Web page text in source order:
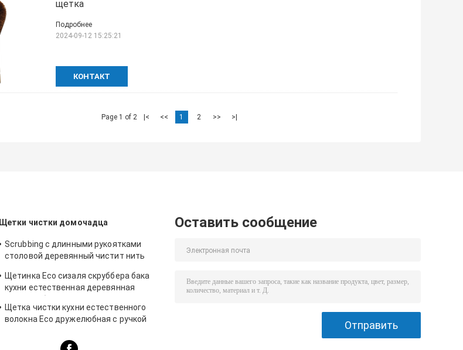
щетка
КОНТАКТ
Подробнее
2024-09-12 15:25:21
Page 1 of 2 |< << 1 2 >> >|
Щетки чистки домочадца
Scrubbing с длинными рукоятками
столовой деревянный чистит нить
Щетинка Eco сизаля скруббера бака
кухни естественная деревянная
Щетка чистки кухни естественного
волокна Eco дружелюбная с ручкой
Оставить сообщение